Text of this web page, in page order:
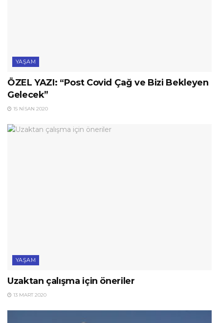
YAŞAM
ÖZEL YAZI: “Post Covid Çağ ve Bizi Bekleyen
Gelecek”
15 NISAN 2020
YAŞAM
Uzaktan çalışma için öneriler
13 MART 2020